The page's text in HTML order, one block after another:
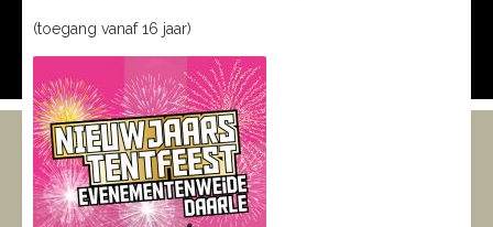
(toegang vanaf 16 jaar)